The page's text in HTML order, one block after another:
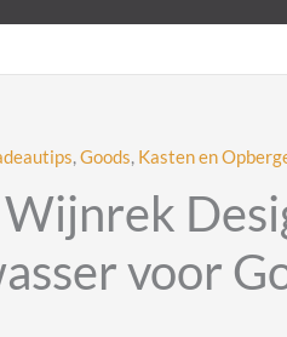
,Goods, Kasten en
voor